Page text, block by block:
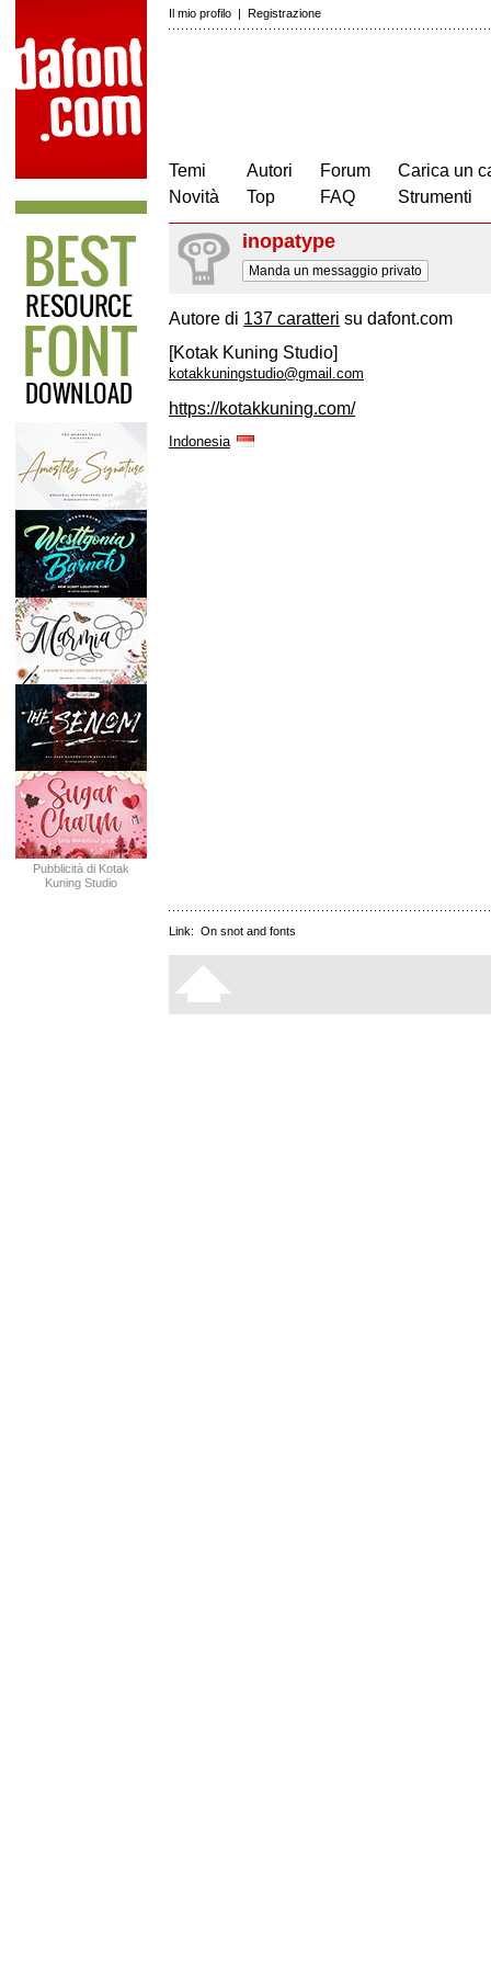
Il mio profilo | Registrazione
Temi
Novità
Autori
Top
Forum
FAQ
Carica un
Strumenti
Pubblicità di Kotak
Kuning Studio
inopatype
Manda un messaggio privato
Autore di 137 caratteri su dafont.com
[Kotak Kuning Studio]
kotakkuningstudio@gmail.com
https://kotakkuning.com/
Indonesia
Link: On snot and fonts